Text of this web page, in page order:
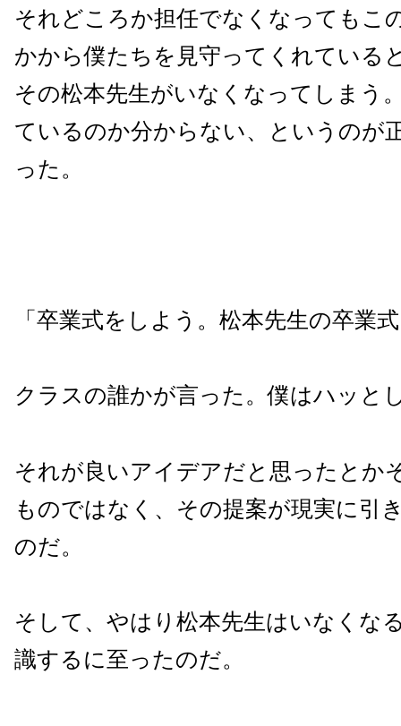
それどころか担任でなくなってもこ
かから僕たちを見守ってくれている
その松本先生がいなくなってしまう
ているのか分からない、というのが
った。
「卒業式をしよう。松本先生の卒業
クラスの誰かが言った。僕はハッと
それが良いアイデアだと思ったとか
ものではなく、その提案が現実に引
のだ。
そして、やはり松本先生はいなくな
識するに至ったのだ。